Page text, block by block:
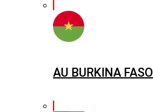
AU BURKINA FASO